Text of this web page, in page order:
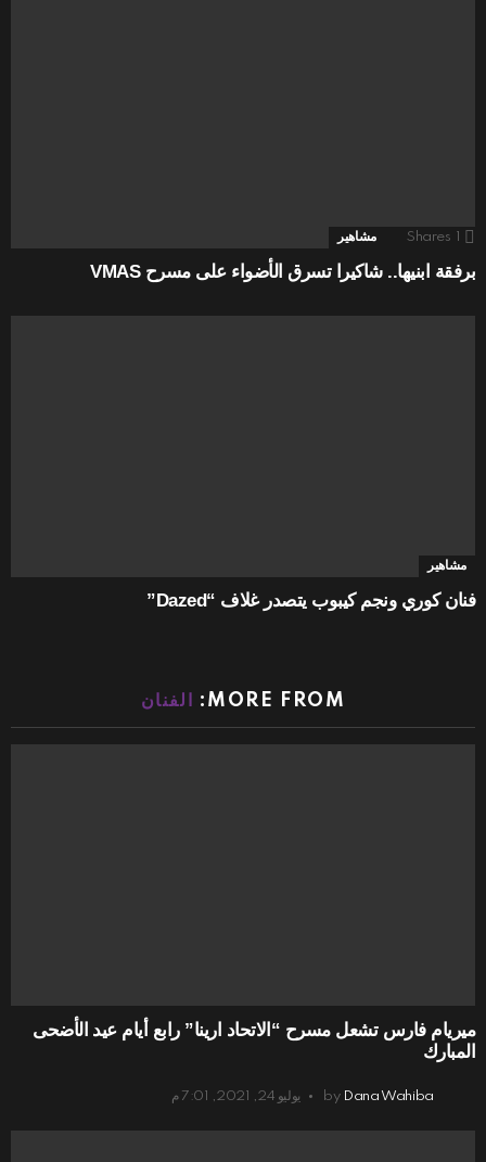
1
Shares مشاهير
برفقة ابنيها.. شاكيرا تسرق الأضواء على مسرح VMAS
مشاهير
فنان كوري ونجم كيبوب يتصدر غلاف “Dazed”
MORE FROM: الفنان
ميريام فارس تشعل مسرح “الاتحاد ارينا” رابع أيام عيد الأضحى
المبارك
by Dana Wahiba يوليو 24, 2021, 7:01 م